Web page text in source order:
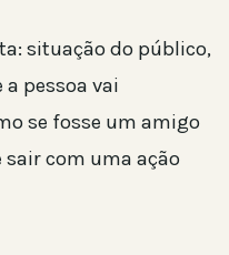
situação do público,
pessoa vai
se fosse um amigo
sair com uma ação